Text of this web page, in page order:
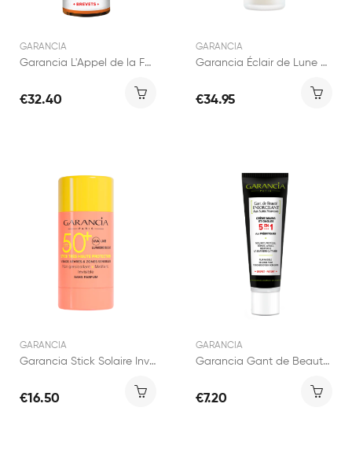
GARANCIA
Garancia L'Appel de la Forêt Crème Lumière 30ml
€32.40
GARANCIA
Garancia Éclair de Lune La Foudroyante Crème...
€34.95
GARANCIA
Garancia Stick Solaire Invisible SPF50+
€16.50
GARANCIA
Garancia Gant de Beauté Ensorcelant Crème Mains...
€7.20